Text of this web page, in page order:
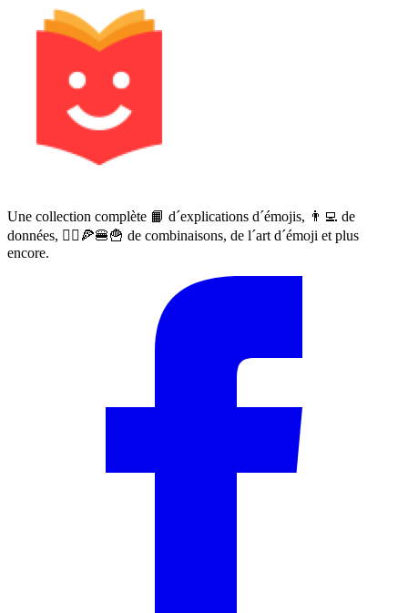
Une collection complète 📙 d´explications d´émojis, 👨‍💻 de
données, 🙅‍♀️🍕🍔🍟 de combinaisons, de l´art d´émoji et plus
encore.